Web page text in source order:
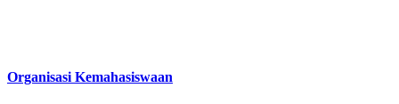
Organisasi Kemahasiswaan